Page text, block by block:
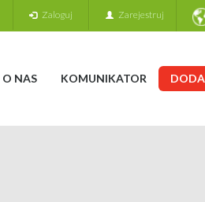
Zaloguj Zarejestruj
O NAS KOMUNIKATOR